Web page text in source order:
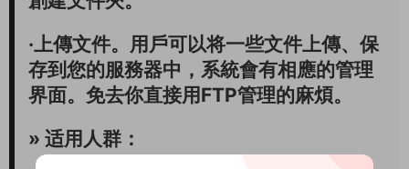
·上傳文件。用戶可以将一些文件上傳、保
存到您的服務器中，系統會有相應的管理
界面。免去你直接用FTP管理的麻煩。
» 适用人群：